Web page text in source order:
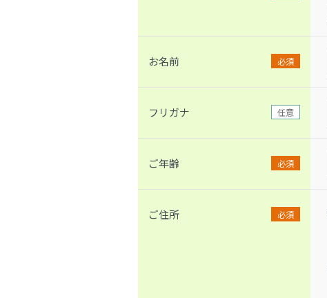
お名前 必須
フリガナ 任意
ご年齢 必須
ご住所 必須